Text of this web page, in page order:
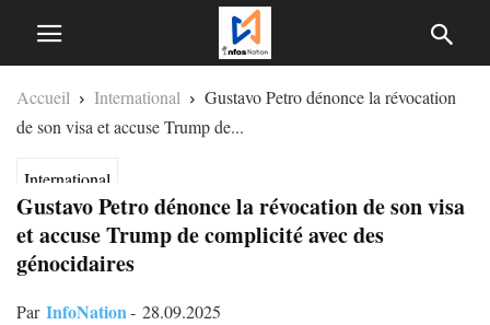
Accueil International
Gustavo Petro dénonce la révocation
de son visa et accuse Trump de...
International
Gustavo Petro dénonce la révocation de son visa
et accuse Trump de complicité avec des
génocidaires
Par InfoNation- 28.09.2025